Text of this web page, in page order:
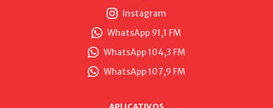
Instagram
WhatsApp 91,1 FM
WhatsApp 104,3 FM
WhatsApp 107,9 FM